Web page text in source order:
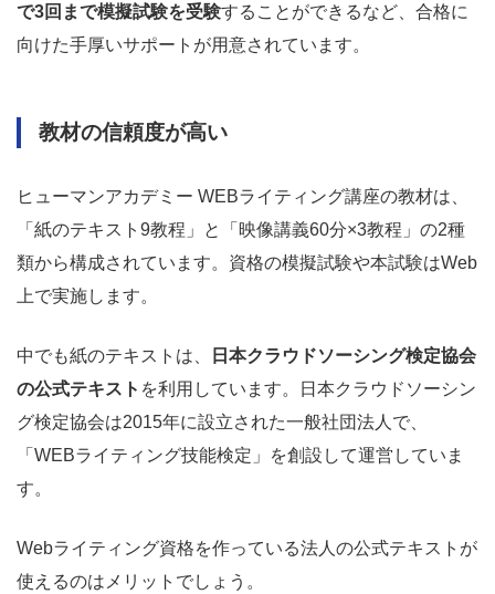
で3回まで模擬試験を受験することができるなど、合格に
向けた手厚いサポートが用意されています。
教材の信頼度が高い
ヒューマンアカデミー WEBライティング講座の教材は、
「紙のテキスト9教程」と「映像講義60分×3教程」の2種
類から構成されています。資格の模擬試験や本試験はWeb
上で実施します。
中でも紙のテキストは、
日本クラウドソーシング検定協会
の公式テキスト を利用しています。日本クラウドソーシン
グ検定協会は2015年に設立された一般社団法人で、
「WEBライティング技能検定」を創設して運営していま
す。
Webライティング資格を作っている法人の公式テキストが
使えるのはメリットでしょう。